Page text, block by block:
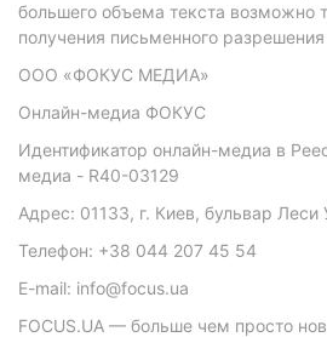
большего объема текста возможно
получения письменного
ООО «ФОКУС МЕДИА»
Онлайн-медиа ФОКУС
Идентификатор онлайн-медиа в
медиа - R40-03129
Адрес: 01133, г. Киев, бульвар Леси
Телефон: +38 044 207 45 54
E-mail: info@focus.ua
FOCUS.UA — больше чем просто